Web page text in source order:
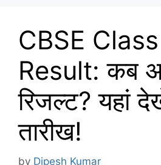
CBSE
Result: कब
रिजल्ट? यहां
तारीख!
by Dipesh Kumar